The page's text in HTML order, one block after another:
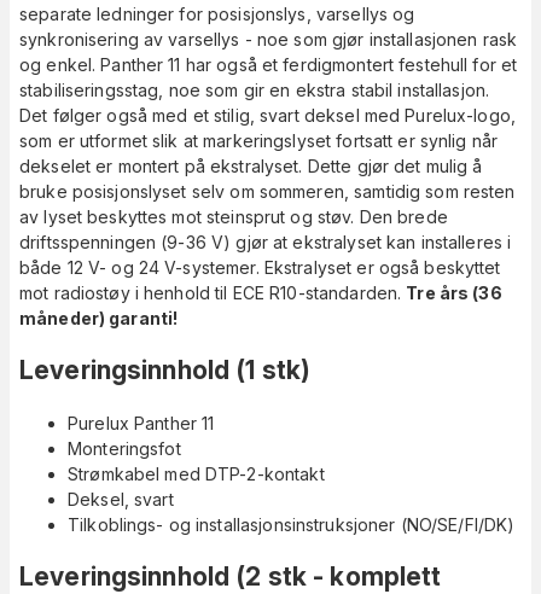
separate ledninger for posisjonslys, varsellys og
synkronisering av varsellys - noe som gjør installasjonen rask
og enkel. Panther 11 har også et ferdigmontert festehull for et
stabiliseringsstag, noe som gir en ekstra stabil installasjon.
Det følger også med et stilig, svart deksel med Purelux-logo,
som er utformet slik at markeringslyset fortsatt er synlig når
dekselet er montert på ekstralyset. Dette gjør det mulig å
bruke posisjonslyset selv om sommeren, samtidig som resten
av lyset beskyttes mot steinsprut og støv. Den brede
driftsspenningen (9-36 V) gjør at ekstralyset kan installeres i
både 12 V- og 24 V-systemer. Ekstralyset er også beskyttet
mot radiostøy i henhold til ECE R10-standarden. Tre års (36
måneder) garanti!
Leveringsinnhold (1 stk)
Purelux Panther 11
Monteringsfot
Strømkabel med DTP-2-kontakt
Deksel, svart
Tilkoblings- og installasjonsinstruksjoner (NO/SE/FI/DK)
Leveringsinnhold (2 stk - komplett